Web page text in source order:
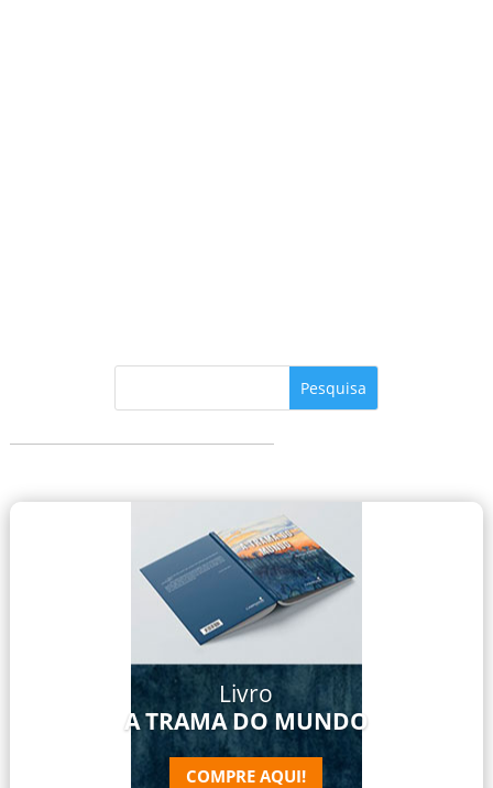
Livro
A TRAMA DO MUNDO
COMPRE AQUI!